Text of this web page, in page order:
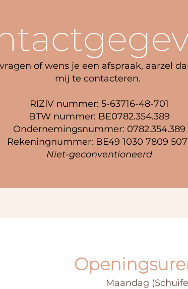
of wens je een afspraak, aarzel
mij te contacteren.
RIZIV nummer: 5-63716-48-701
BTW nummer: BE0782.354.389
Ondernemingsnummer: 0782.354.389
Rekeningnummer: BE49 1030 7809
Niet-geconventioneerd
Maandag